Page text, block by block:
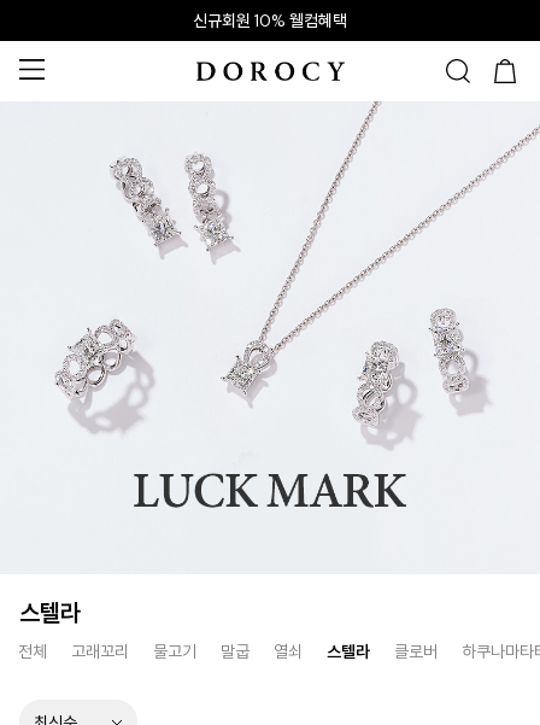
신규회원 10% 웰컴혜택
스텔라
전체 고래꼬리 물고기 말굽 열쇠 스텔라 클로버 하쿠나마타